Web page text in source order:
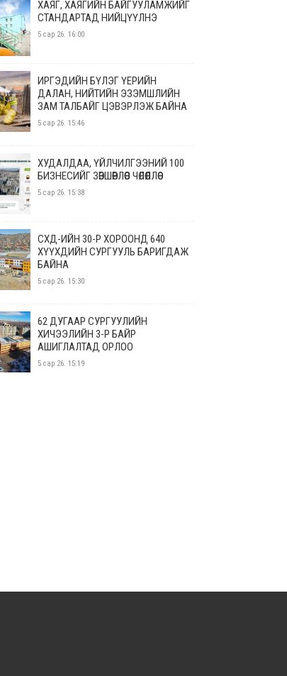
ХАЯГ, ХАЯГИЙН БАЙГУУЛАМЖИЙГ
СТАНДАРТАД НИЙЦҮҮЛНЭ
5 сар 26. 16:00
ИРГЭДИЙН БҮЛЭГ ҮЕРИЙН
ДАЛАН, НИЙТИЙН ЭЗЭМШЛИЙН
ЗАМ ТАЛБАЙГ ЦЭВЭРЛЭЖ БАЙНА
5 сар 26. 15:46
ХУДАЛДАА, ҮЙЛЧИЛГЭЭНИЙ 100
БИЗНЕСИЙГ ЗӨВШӨӨРЛӨӨС ЧӨЛӨӨЛЛӨӨ
5 сар 26. 15:38
СХД-ИЙН 30-Р ХОРООНД 640
ХҮҮХДИЙН СУРГУУЛЬ БАРИГДАЖ
БАЙНА
5 сар 26. 15:30
62 ДУГААР СУРГУУЛИЙН
ХИЧЭЭЛИЙН 3-Р БАЙР
АШИГЛАЛТАД ОРЛОО
5 сар 26. 15:19
5 сар 26. 14:25